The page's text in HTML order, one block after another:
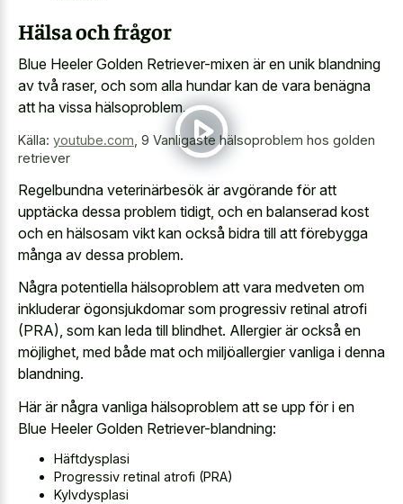
Hälsa och frågor
Blue Heeler Golden Retriever-mixen är en unik blandning
av två raser, och som alla hundar kan de vara benägna
att ha vissa hälsoproblem.
Källa: youtube.com, 9 Vanligaste hälsoproblem hos golden
retriever
Regelbundna veterinärbesök är avgörande för att
upptäcka dessa problem tidigt, och en balanserad kost
och en hälsosam vikt kan också bidra till att förebygga
många av dessa problem.
Några potentiella hälsoproblem att vara medveten om
inkluderar ögonsjukdomar som progressiv retinal atrofi
(PRA), som kan leda till blindhet. Allergier är också en
möjlighet, med både mat och miljöallergier vanliga i denna
blandning.
Här är några vanliga hälsoproblem att se upp för i en
Blue Heeler Golden Retriever-blandning:
Häftdysplasi
Progressiv retinal atrofi (PRA)
Kylvdysplasi